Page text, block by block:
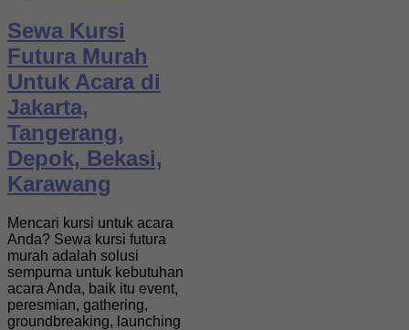
Sewa Kursi
Futura Murah
Untuk Acara di
Jakarta,
Tangerang,
Depok, Bekasi,
Karawang
Mencari kursi untuk acara
Anda? Sewa kursi futura
murah adalah solusi
sempurna untuk kebutuhan
acara Anda, baik itu event,
peresmian, gathering,
groundbreaking, launching